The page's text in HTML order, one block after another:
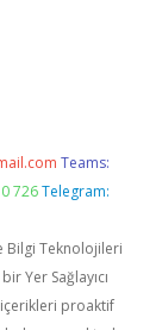
Teams:
726 Telegram:
Bilgi Teknolojileri
Yer Sağlayıcı
proaktif